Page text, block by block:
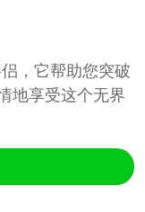
，它帮助您突破
地享受这个无界